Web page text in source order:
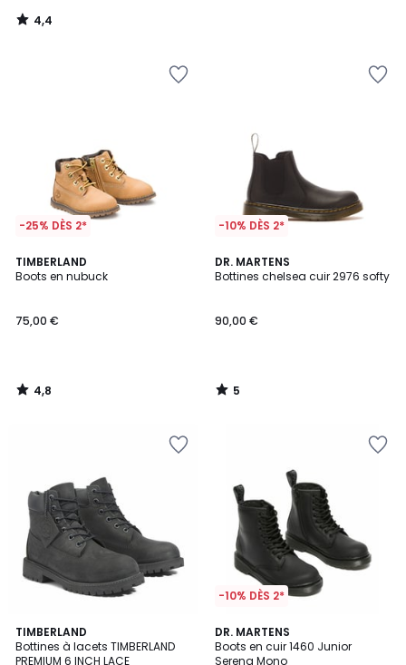
4,4
/
-25% DÈS 2*
TIMBERLAND
Boots en nubuck
75,00 €
4,8
/ 5
4,8
/
-10% DÈS 2*
DR. MARTENS
Bottines chelsea cuir 2976 softy
90,00 €
5
/
5
/
TIMBERLAND
Bottines à lacets TIMBERLAND
PREMIUM 6 INCH LACE
4,8
/ 5
-10% DÈS 2*
DR. MARTENS
Boots en cuir 1460 Junior
Serena Mono
4,5
/ 5